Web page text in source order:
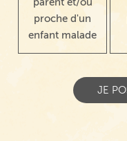
proche d'un
enfant malade